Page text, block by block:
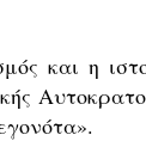
και η